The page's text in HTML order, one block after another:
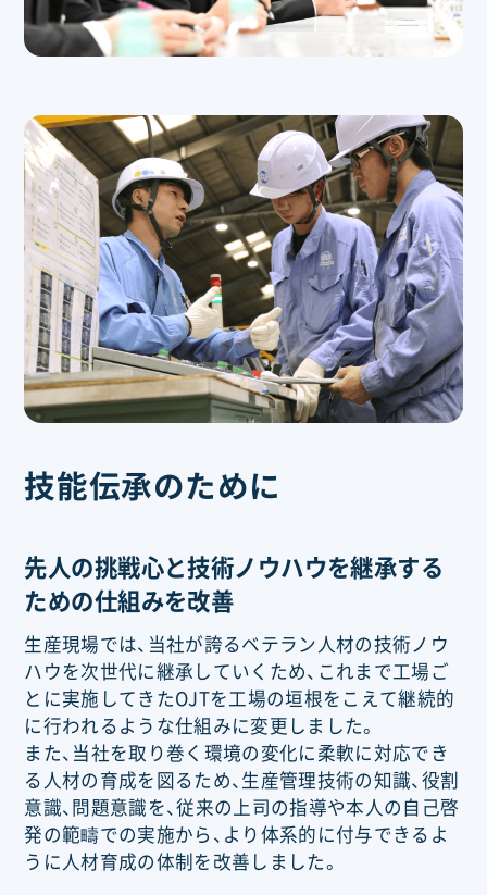
技能伝承のために
先人の挑戦心と技術ノウハウを継承する
ための仕組みを改善
生産現場では、当社が誇るベテラン人材の技術ノウ
ハウを次世代に継承していくため、これまで工場ご
とに実施してきたOJTを工場の垣根をこえて継続的
に行われるような仕組みに変更しました。
また、当社を取り巻く環境の変化に柔軟に対応でき
る人材の育成を図るため、生産管理技術の知識、役割
意識、問題意識を、従来の上司の指導や本人の自己啓
発の範疇での実施から、より体系的に付与できるよ
うに人材育成の体制を改善しました。